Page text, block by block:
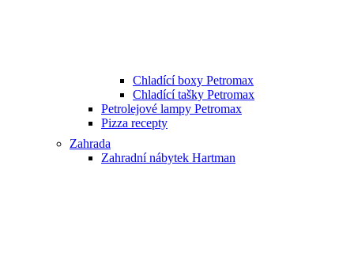
Chladící boxy Petromax
Chladící tašky Petromax
Petrolejové lampy Petromax
Pizza recepty
Zahrada
Zahradní nábytek Hartman